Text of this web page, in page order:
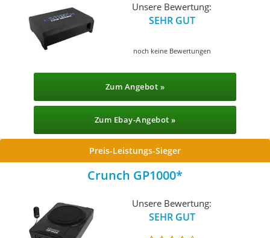
Unsere Bewertung:
SEHR GUT
noch keine Bewertungen
Zum Angebot »
Zum Ebay-Angebot »
Preis-Leistungs-Sieger
Crunch GP1000
Unsere Bewertung:
SEHR GUT